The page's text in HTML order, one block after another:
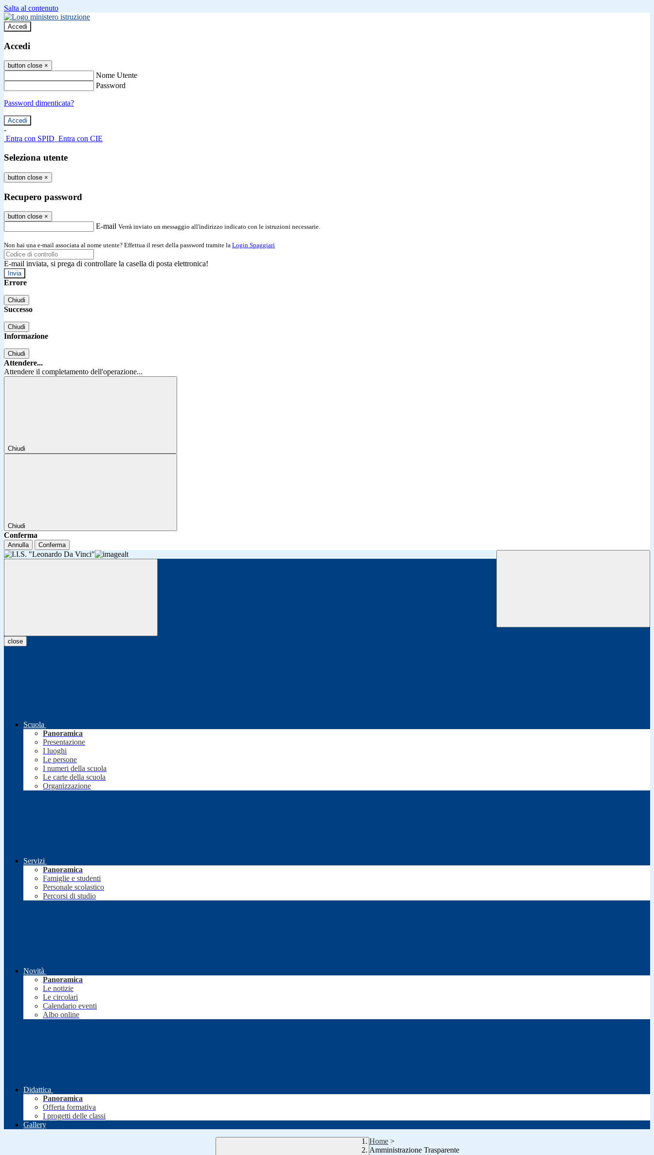
Salta al contenuto
Accedi
Accedi
button close ×
Nome Utente
Password
Password dimenticata?
-
Entra con SPID Entra con CIE
Seleziona utente
button close ×
Recupero password
button close ×
E-mail Verrà inviato un messaggio all'indirizzo indicato con le istruzioni necessarie.
Non hai una e-mail associata al nome utente? Effettua il reset della password tramite la Login Spaggiari
E-mail inviata, si prega di controllare la casella di posta elettronica!
Errore
Chiudi
Successo
Chiudi
Informazione
Chiudi
Attendere...
Attendere il completamento dell'operazione...
Chiudi
Chiudi
Conferma
Annulla Conferma
close
Scuola
Panoramica
Presentazione
I luoghi
Le persone
I numeri della scuola
Le carte della scuola
Organizzazione
Servizi
Panoramica
Famiglie e studenti
Personale scolastico
Percorsi di studio
Novità
Panoramica
Le notizie
Le circolari
Calendario eventi
Albo online
Didattica
Panoramica
Offerta formativa
I progetti delle classi
Gallery
Home >
Amministrazione Trasparente